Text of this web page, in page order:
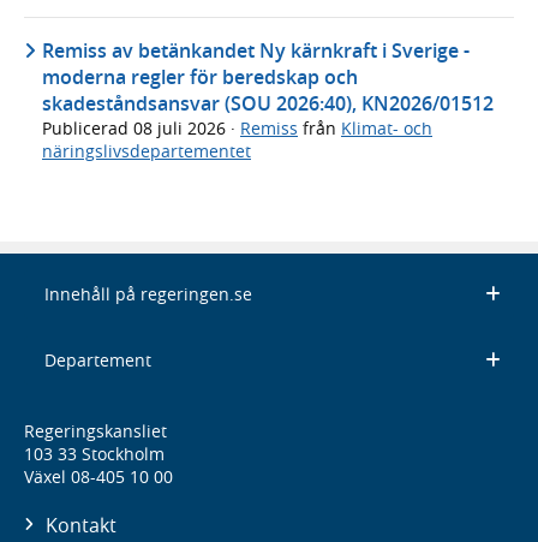
Remiss av betänkandet Ny kärnkraft i Sverige -
moderna regler för beredskap och
skadeståndsansvar (SOU 2026:40), KN2026/01512
Publicerad 08 juli 2026 · Remiss från Klimat- och
näringslivsdepartementet
Innehåll på regeringen.se
Departement
Regeringskansliet
103 33 Stockholm
Växel 08-405 10 00
Kontakt